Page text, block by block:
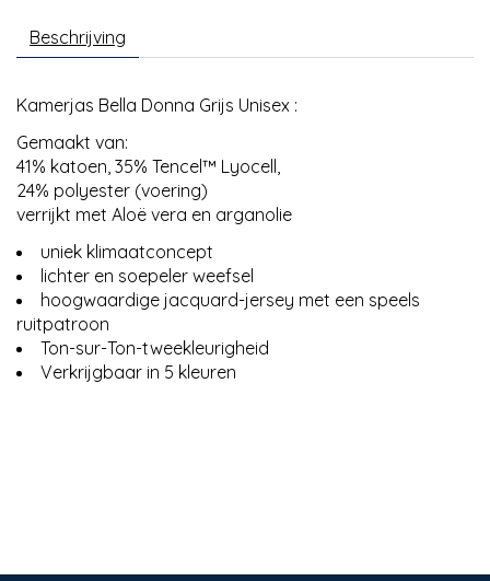
Beschrijving
Kamerjas Bella Donna Grijs Unisex :
Gemaakt van:
41% katoen, 35% Tencel™ Lyocell,
24% polyester (voering)
verrijkt met Aloë vera en arganolie
uniek klimaatconcept
lichter en soepeler weefsel
hoogwaardige jacquard-jersey met een speels
ruitpatroon
Ton-sur-Ton-tweekleurigheid
Verkrijgbaar in 5 kleuren